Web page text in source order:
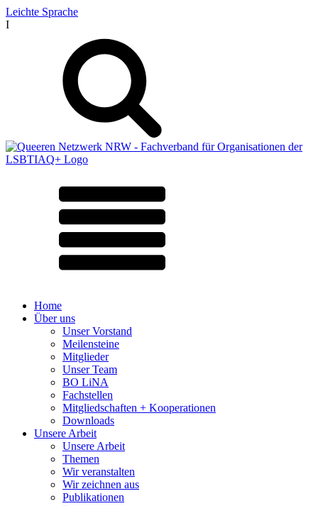
Leichte Sprache
I
Home
Über uns
Unser Vorstand
Meilensteine
Mitglieder
Unser Team
BO LiNA
Fachstellen
Mitgliedschaften + Kooperationen
Downloads
Unsere Arbeit
Unsere Arbeit
Themen
Wir veranstalten
Wir zeichnen aus
Publikationen